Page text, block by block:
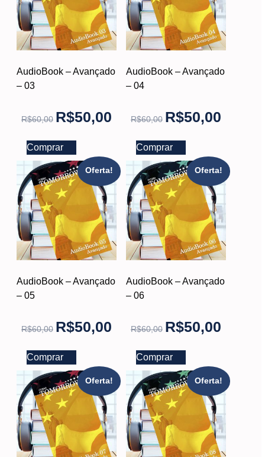
AudioBook – Avançado
– 03
R$60,00 R$50,00
Comprar
AudioBook – Avançado
– 04
R$60,00 R$50,00
Comprar
Oferta!
AudioBook – Avançado
– 05
R$60,00 R$50,00
Comprar
Oferta!
AudioBook – Avançado
– 06
R$60,00 R$50,00
Comprar
Oferta! Oferta!